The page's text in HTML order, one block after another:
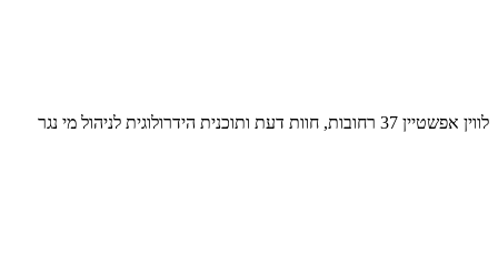
לווין אפשטיין 37 רחובות, חוות דעת ותוכנית הידרולוגית לניהול מי נגר